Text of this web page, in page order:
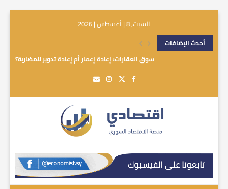
السبت, 8 | أغسطس | 2026
أحدث الإضافات
سوق العقارات: إعادة إعمار أم إعادة تدوير للمضاربة؟